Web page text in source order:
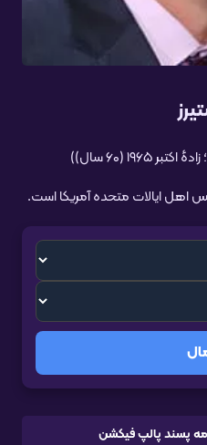
؛ زادهٔ اکتبر ۱۹۶۵ (۶۰ سال))
اهل ایالات متحده آمریکا است.
پسند پالپ فیکشن